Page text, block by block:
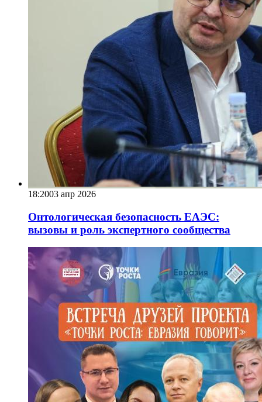
18:2003 апр 2026
Онтологическая безопасность ЕАЭС:
вызовы и роль экспертного сообщества